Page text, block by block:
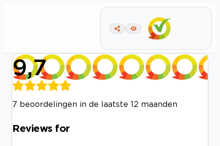
9,7
7 beoordelingen in de laatste 12 maanden
Reviews for